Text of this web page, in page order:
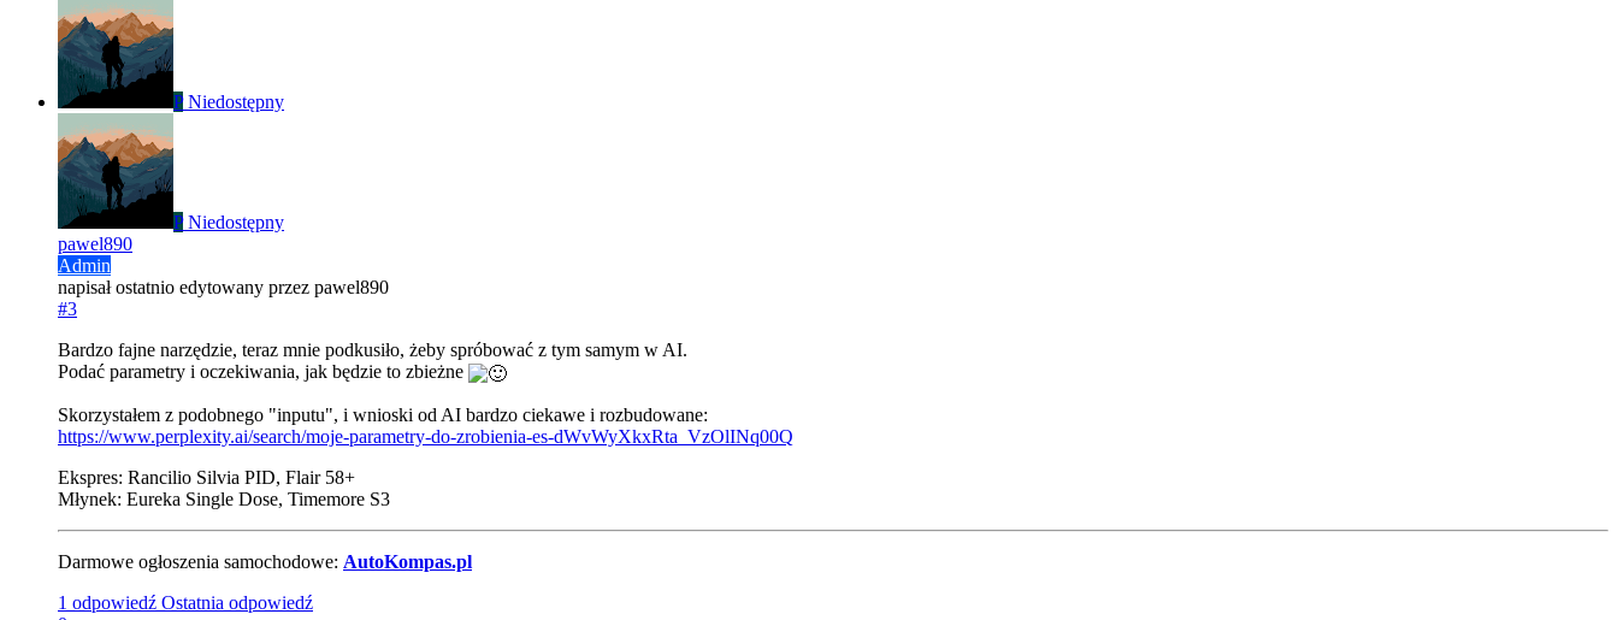
P Niedostępny
P Niedostępny
pawel890
Admin
napisałostatnio edytowany przez pawel890
#3
Bardzo fajne narzędzie, teraz mnie podkusiło, żeby spróbować z tym samym w AI.
Podać parametry i oczekiwania, jak będzie to zbieżne
Skorzystałem z podobnego "inputu", i wnioski od AI bardzo ciekawe i rozbudowane:
https://www.perplexity.ai/search/moje-parametry-do-zrobienia-es-dWvWyXkxRta_VzOlINq00Q
Ekspres: Rancilio Silvia PID, Flair 58+
Młynek: Eureka Single Dose, Timemore S3
Darmowe ogłoszenia samochodowe: AutoKompas.pl
1 odpowiedź Ostatnia odpowiedź